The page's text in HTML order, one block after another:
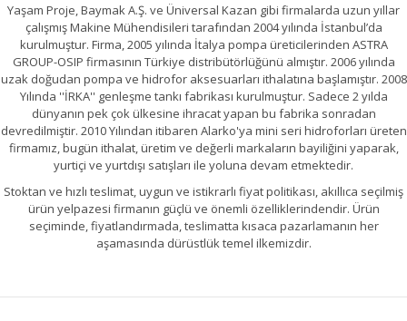
Yaşam Proje, Baymak A.Ş. ve Üniversal Kazan gibi firmalarda uzun yıllar
çalışmış Makine Mühendisileri tarafından 2004 yılında İstanbul’da
kurulmuştur. Firma, 2005 yılında İtalya pompa üreticilerinden ASTRA
GROUP-OSIP firmasının Türkiye distribütörlüğünü almıştır. 2006 yılında
uzak doğudan pompa ve hidrofor aksesuarları ithalatına başlamıştır. 2008
Yılında ''İRKA'' genleşme tankı fabrikası kurulmuştur. Sadece 2 yılda
dünyanın pek çok ülkesine ihracat yapan bu fabrika sonradan
devredilmiştir. 2010 Yılından itibaren Alarko'ya mini seri hidroforları üreten
firmamız, bugün ithalat, üretim ve değerli markaların bayiliğini yaparak,
yurtiçi ve yurtdışı satışları ile yoluna devam etmektedir.
Stoktan ve hızlı teslimat, uygun ve istikrarlı fiyat politikası, akıllıca seçilmiş
ürün yelpazesi firmanın güçlü ve önemli özelliklerindendir. Ürün
seçiminde, fiyatlandırmada, teslimatta kısaca pazarlamanın her
aşamasında dürüstlük temel ilkemizdir.